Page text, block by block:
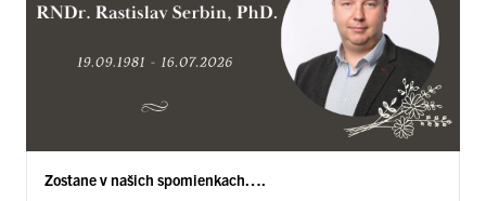
Zostane v našich spomienkach….